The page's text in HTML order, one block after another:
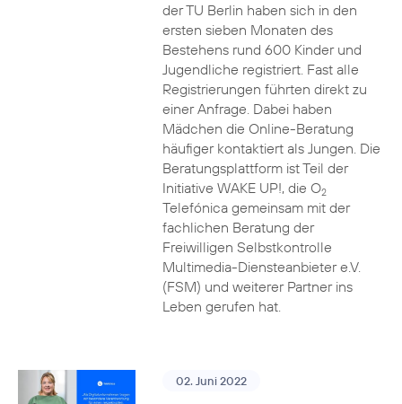
der TU Berlin haben sich in den
ersten sieben Monaten des
Bestehens rund 600 Kinder und
Jugendliche registriert. Fast alle
Registrierungen führten direkt zu
einer Anfrage. Dabei haben
Mädchen die Online-Beratung
häufiger kontaktiert als Jungen. Die
Beratungsplattform ist Teil der
Initiative WAKE UP!, die O2
Telefónica gemeinsam mit der
fachlichen Beratung der
Freiwilligen Selbstkontrolle
Multimedia-Diensteanbieter e.V.
(FSM) und weiterer Partner ins
Leben gerufen hat.
02. Juni 2022